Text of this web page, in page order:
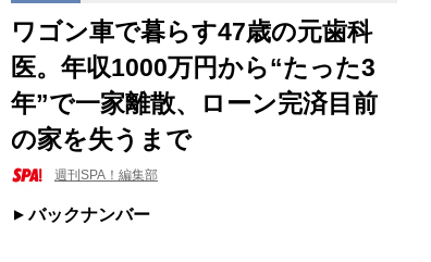
ワゴン車で暮らす47歳の元歯科
医。年収1000万円から“たった3
年”で一家離散、ローン完済目前
の家を失うまで
週刊SPA！編集部
バックナンバー